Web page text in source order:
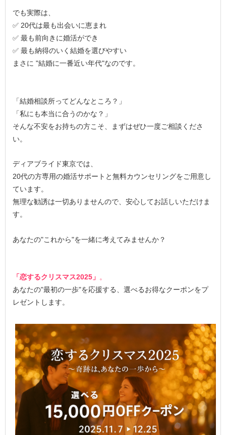
でも実際は、
✅ 20代は最も出会いに恵まれ
✅ 最も前向きに婚活ができ
✅ 最も納得のいく結婚を選びやすい
まさに "結婚に一番近い年代"なのです。
「結婚相談所ってどんなところ？」
「私にも本当に合うのかな？」
そんな不安をお持ちの方こそ、まずはぜひ一度ご相談くださ
い。
ディアブライド東京では、
20代の方専用の婚活サポートと無料カウンセリングをご用意し
ています。
無理な勧誘は一切ありませんので、安心してお話しいただけま
す。
あなたの"これから"を一緒に考えてみませんか？
「恋するクリスマス2025」 。
あなたの"最初の一歩"を応援する、選べるお得なクーポンをプ
レゼントします。